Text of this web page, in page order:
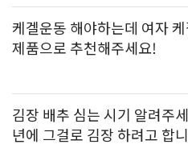
케겔운동 해야하는데 여자
제품으로 추천해주세요!
김장 배추 심는 시기 알려주
년에 그걸로 김장 하려고 합